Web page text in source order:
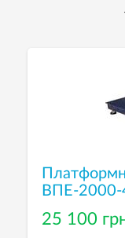
ВПЕ-2000-
25 100